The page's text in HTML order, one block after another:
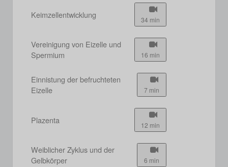
Keimzellentwicklung 34 min
Vereinigung von Eizelle und
Spermium
16 min
Einnistung der befruchteten
Eizelle
7 min
Plazenta 12 min
Weiblicher Zyklus und der
Gelbkörper
6 min